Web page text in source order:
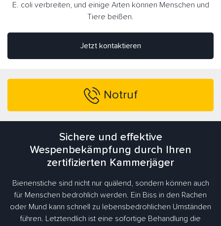
Jetzt kontaktieren
E. coli verbreiten, und einige Arten können Menschen und
Tiere beißen.
Notruf
Sichere und effektive
Wespenbekämpfung durch Ihren
zertifizierten Kammerjäger
Bienenstiche sind nicht nur quälend, sondern können auch
für Menschen bedrohlich werden. Ein Biss in den Rachen
oder Mund kann schnell zu lebensbedrohlichen Umständen
führen. Letztendlich ist eine sofortige Behandlung die